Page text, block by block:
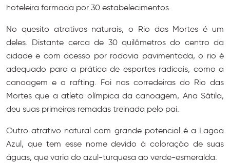
hoteleira formada por 30 estabelecimentos.
No quesito atrativos naturais, o Rio das Mortes é um
deles. Distante cerca de 30 quilômetros do centro da
cidade e com acesso por rodovia pavimentada, o rio é
adequado para a prática de esportes radicais, como a
canoagem e o rafting. Foi nas corredeiras do Rio das
Mortes que a atleta olímpica da canoagem, Ana Sátila,
deu suas primeiras remadas treinada pelo pai.
Outro atrativo natural com grande potencial é a Lagoa
Azul, que tem esse nome devido à coloração de suas
águas, que varia do azul-turquesa ao verde-esmeralda.